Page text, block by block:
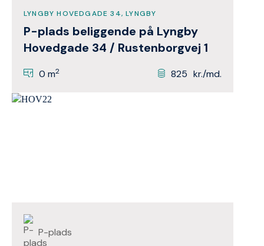
LYNGBY HOVEDGADE 34, LYNGBY
P-plads beliggende på Lyngby
Hovedgade 34 / Rustenborgvej 1
0 m2 825 kr./md.
P-plads